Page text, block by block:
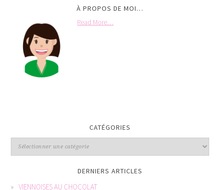
À PROPOS DE MOI…
Read More…
CATÉGORIES
DERNIERS ARTICLES
VIENNOISES AU CHOCOLAT